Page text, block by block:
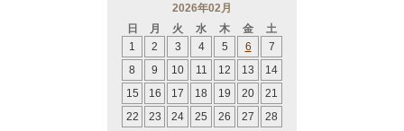
2026年02月
日
月 火 水 木 金
土
1
2 3 4 5 6
7
8
9 10 11 12 13
14
15
16 17 18 19 20
21
22
23 24 25 26 27 28